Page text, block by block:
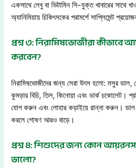
একসাথে লেবু বা ভিটামিন সি-যুক্ত খাবারের সাথে
অ্যানিমিয়ায় চিকিৎসকের পরামর্শে সাপ্লিমেন্ট
প্রশ্ন ৩: নিরামিষভোজীরা কীভাবে
করবেন?
নিরামিষভোজীদের জন্য সেরা উৎস হলো: মসুর
কুমড়ার বিচি, তিল, কিনোয়া এবং ডার্ক চকোলেট।
যোগ করুন এবং লোহার কড়াইয়ে রান্না করুন। ডাল
করলে শোষণ আরও বাড়ে।
প্রশ্ন ৪: শিশুদের জন্য কোন
ভালো?